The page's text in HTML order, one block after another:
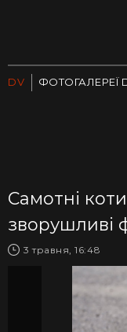
DV ФОТОГАЛЕРЕЇ
Самотні
зворушливі
3 травня, 16:48